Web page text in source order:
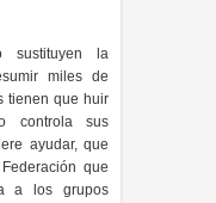
sustituyen la
miles de
tienen que huir
controla sus
ayudar, que
que
a los grupos